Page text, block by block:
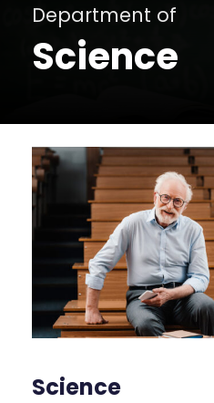
Department of
Science
Science